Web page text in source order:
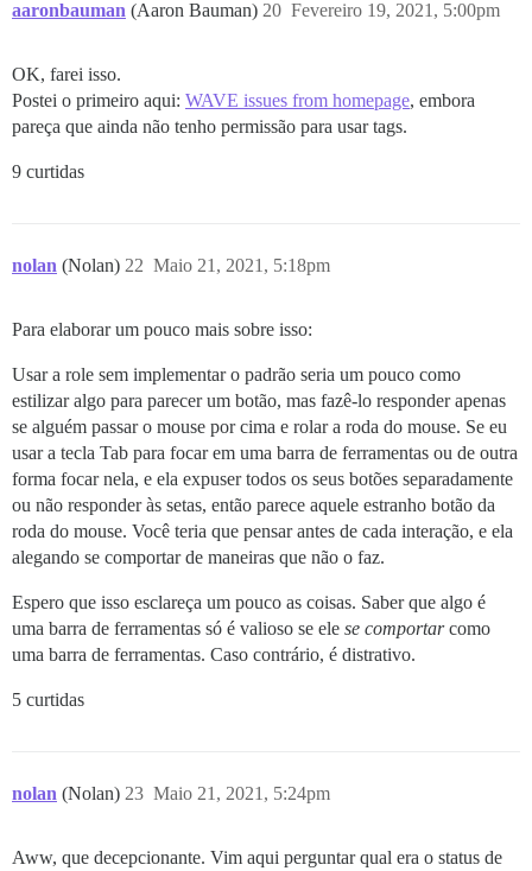
aaronbauman (Aaron Bauman) Fevereiro 19, 2021, 5:00pm
20
OK, farei isso.
Postei o primeiro aqui: WAVE issues from homepage, embora
pareça que ainda não tenho permissão para usar tags.
9 curtidas
nolan (Nolan) Maio 21, 2021, 5:18pm
22
Para elaborar um pouco mais sobre isso:
Usar a role sem implementar o padrão seria um pouco como
estilizar algo para parecer um botão, mas fazê-lo responder apenas
se alguém passar o mouse por cima e rolar a roda do mouse. Se eu
usar a tecla Tab para focar em uma barra de ferramentas ou de outra
forma focar nela, e ela expuser todos os seus botões separadamente
ou não responder às setas, então parece aquele estranho botão da
roda do mouse. Você teria que pensar antes de cada interação, e ela
alegando se comportar de maneiras que não o faz.
Espero que isso esclareça um pouco as coisas. Saber que algo é
uma barra de ferramentas só é valioso se ele se comportarcomo
uma barra de ferramentas. Caso contrário, é distrativo.
5 curtidas
nolan (Nolan) Maio 21, 2021, 5:24pm
23
Aww, que decepcionante. Vim aqui perguntar qual era o status de